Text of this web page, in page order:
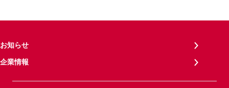
お知らせ
企業情報